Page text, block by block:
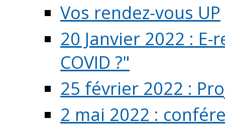
Vos rendez-vous UP
20 Janvier 2022 :
COVID ?"
25 février 2022 :
2 mai 2022 :